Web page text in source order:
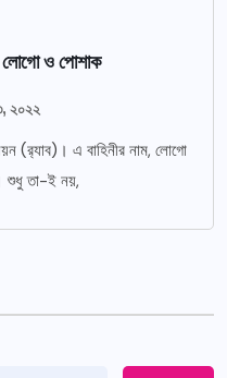
লোগো ও পোশাক
২০২২
(র‌্যাব)। এ বাহিনীর নাম, লোগো
শুধু তা-ই নয়,